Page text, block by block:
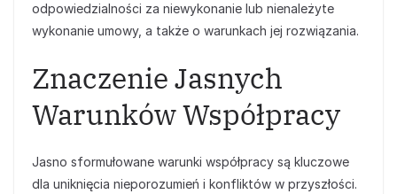
odpowiedzialności za niewykonanie lub nienależyte
wykonanie umowy, a także o warunkach jej rozwiązania.
Znaczenie Jasnych
Warunków Współpracy
Jasno sformułowane warunki współpracy są kluczowe
dla uniknięcia nieporozumień i konfliktów w przyszłości.